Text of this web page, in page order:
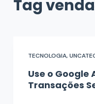
Tag
TECNOLOGIA,
Use o
Transações